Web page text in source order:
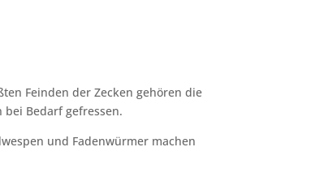
Feinden der Zecken gehören die
Bedarf gefressen.
und Fadenwürmer machen